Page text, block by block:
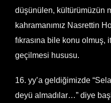
düşünülen, kültürümüzün
kahramanımız Nasrettin
fıkrasına bile konu
geçilmesi hususu.
16. yy’a geldiğimizde
deyü almadılar…” diye